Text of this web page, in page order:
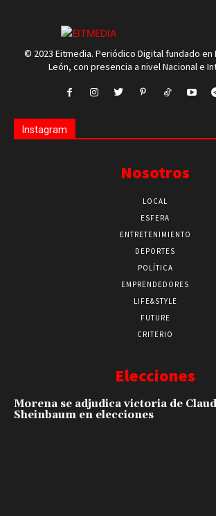
© 2023 Eitmedia. Periódico Digital fundado en
León, con presencia a nivel Nacional e
Instagram
Nosotros
LOCAL
ESFERA
ENTRETENIMIENTO
DEPORTES
POLÍTICA
EMPRENDEDORES
LIFE&STYLE
FUTURE
CRITERIO
Elecciones
Morena se adjudica victoria de
Sheinbaum en elecciones